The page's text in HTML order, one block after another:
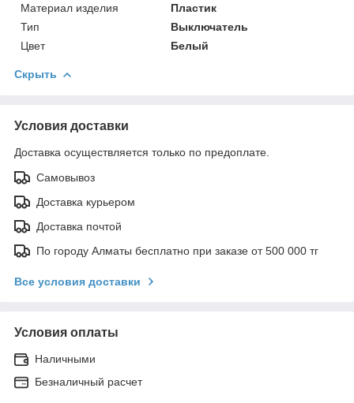
Материал изделия
Пластик
Тип
Выключатель
Цвет
Белый
Скрыть
Условия доставки
Доставка осуществляется только по предоплате.
Самовывоз
Доставка курьером
Доставка почтой
По городу Алматы бесплатно при заказе от 500 000 тг
Все условия доставки
Условия оплаты
Наличными
Безналичный расчет